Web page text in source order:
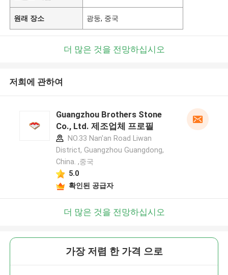
원래 장소 광둥, 중국
더 많은 것을 전망하십시오
저희에 관하여
Guangzhou Brothers Stone
Co., Ltd. 제조업체 프로필
NO.33 Nan'an Road Liwan
District, Guangzhou Guangdong,
China. ,중국
5.0
확인된 공급자
더 많은 것을 전망하십시오
가장 저렴 한 가격 으로